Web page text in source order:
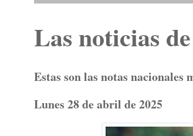
Las noticias
Estas son las notas nacionales
Lunes 28 de abril de 2025